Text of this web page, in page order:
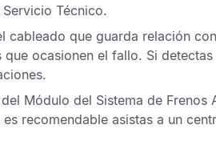
Técnico.
cableado que guarda relación
que ocasionen el fallo. Si
Módulo del Sistema de Frenos
recomendable asistas a un